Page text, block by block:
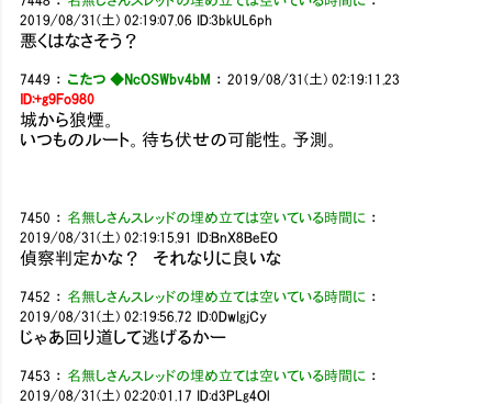
2019/08/31(土) 02:19:07.06 ID:3bkUL6ph
悪くはなさそう？
7449 ： こたつ ◆NcOSWbv4bM ：2019/08/31(土) 02:19:11.23
ID:+g9Fo980
城から狼煙。
いつものルート。待ち伏せの可能性。予測。
7450 ： 名無しさんスレッドの埋め立ては空いている時間に ：
2019/08/31(土) 02:19:15.91
ID:BnX8BeEO
偵察判定かな？ それなりに良いな
7452 ： 名無しさんスレッドの埋め立ては空いている時間に ：
2019/08/31(土) 02:19:56.72 ID:0DwIgjCy
じゃあ回り道して逃げるかー
7453 ： 名無しさんスレッドの埋め立ては空いている時間に ：
2019/08/31(土) 02:20:01.17 ID:d3PLg4Ol